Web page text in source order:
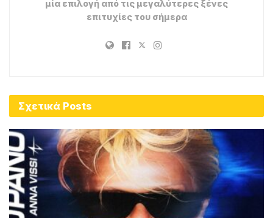
μία επιλογή από τις μεγαλύτερες ξένες
επιτυχίες του σήμερα
Σχετικά Posts